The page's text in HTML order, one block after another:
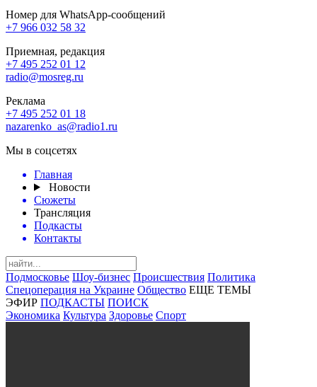
Номер для WhatsApp-сообщений
+7 966 032 58 32
Приемная, редакция
+7 495 252 01 12
radio@mosreg.ru
Реклама
+7 495 252 01 18
nazarenko_as@radio1.ru
Мы в соцсетях
Главная
Новости
Сюжеты
Трансляция
Подкасты
Контакты
Подмосковье Шоу-бизнес Происшествия Политика
Спецоперация на Украине Общество ЕЩЕ ТЕМЫ
ЭФИР ПОДКАСТЫ ПОИСК
Экономика Культура Здоровье Спорт